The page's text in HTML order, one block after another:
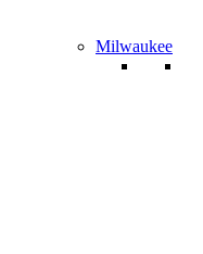
Milwaukee